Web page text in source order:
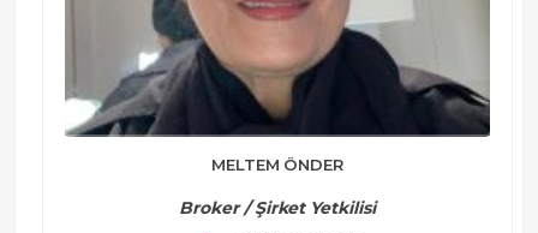
MELTEM ÖNDER
Broker / Şirket Yetkilisi